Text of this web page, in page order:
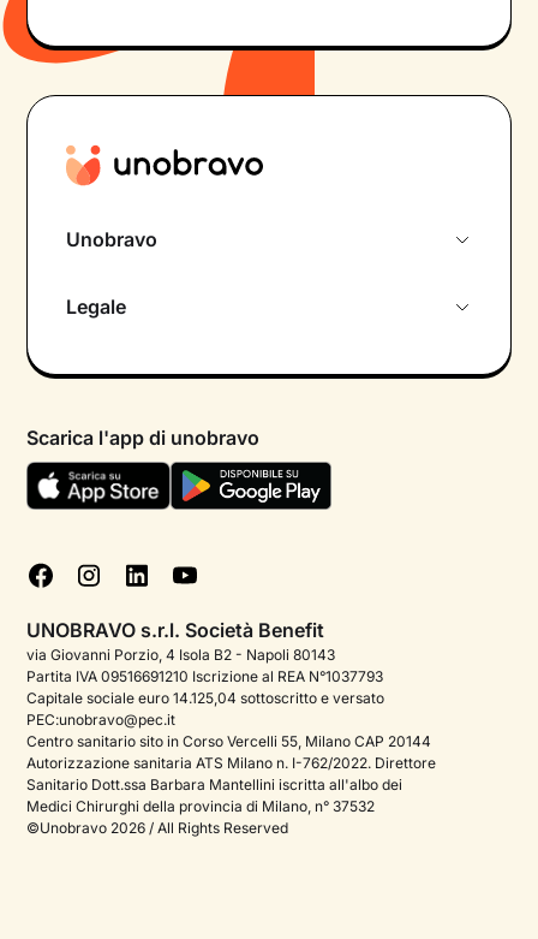
Unobravo
Psicologo in chat
Aiuto urgente
FAQ
Podcast di psicologia
Corporate
Psicologo italiano all'estero
Approfondimenti sulla salute mentale
Sala stampa
Legale
Termini e condizioni
Informativa Privacy
Cookie policy
Gestisci cookie
Scarica l'app di unobravo
UNOBRAVO s.r.l. Società Benefit
via Giovanni Porzio, 4 Isola B2 - Napoli 80143
Partita IVA 09516691210 Iscrizione al REA N°1037793
Capitale sociale euro 14.125,04 sottoscritto e versato
PEC:unobravo@pec.it
Centro sanitario sito in Corso Vercelli 55, Milano CAP 20144
Autorizzazione sanitaria ATS Milano n. I-762/2022. Direttore
Sanitario Dott.ssa Barbara Mantellini iscritta all'albo dei
Medici Chirurghi della provincia di Milano, n° 37532
©Unobravo 2026 / All Rights Reserved